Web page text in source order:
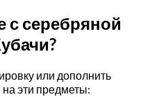
с серебряной
или дополнить
эти предметы: